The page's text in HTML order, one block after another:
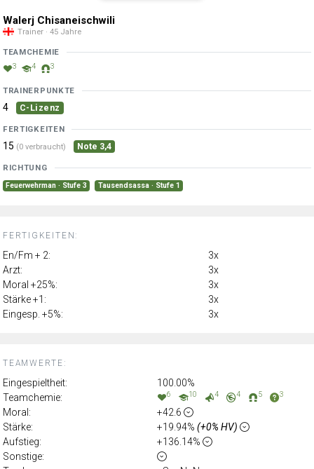
TEAMWERTE:
Eingespieltheit:
100.00%
Teamchemie:
6 10 4 4 5 3
Moral:
+42.6
Stärke:
+19.94% (+0% HV)
Aufstieg:
+136.14%
Sonstige:
Walerj Chisaneischwili
Trainer · 45 Jahre
TEAMCHEMIE
3 4 3
TRAINERPUNKTE
4 C-Lizenz
FERTIGKEITEN
15 (0 verbraucht) Note 3,4
RICHTUNG
Feuerwehrman · Stufe 3 Tausendsassa · Stufe 1
FERTIGKEITEN:
En/Fm + 2:
3x
Arzt:
3x
Moral +25%:
3x
Stärke +1:
3x
Eingesp. +5%:
3x